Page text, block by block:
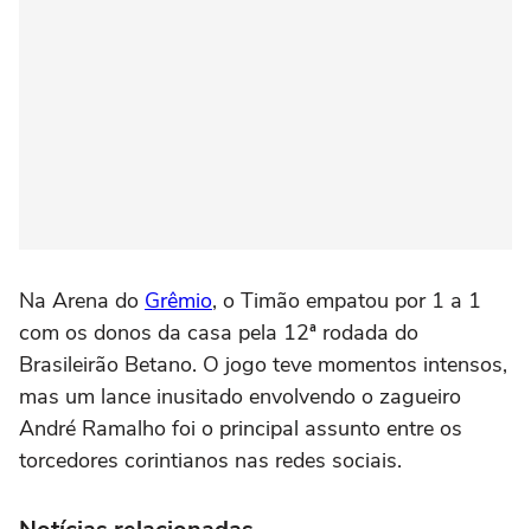
Na Arena do Grêmio, o Timão empatou por 1 a 1
com os donos da casa pela 12ª rodada do
Brasileirão Betano. O jogo teve momentos intensos,
mas um lance inusitado envolvendo o zagueiro
André Ramalho foi o principal assunto entre os
torcedores corintianos nas redes sociais.